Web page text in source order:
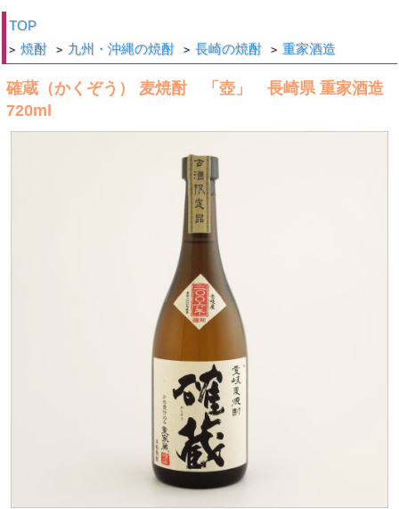
TOP
> 焼酎 > 九州・沖縄の焼酎 > 長崎の焼酎 > 重家酒造
確蔵（かくぞう） 麦焼酎 「壺」 長崎県 重家酒造
720ml